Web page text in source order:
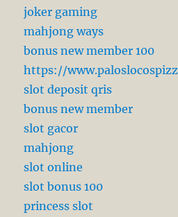
joker gaming
mahjong ways
bonus new member 100
https://
slot deposit qris
bonus new member
slot gacor
mahjong
slot online
slot bonus 100
princess slot